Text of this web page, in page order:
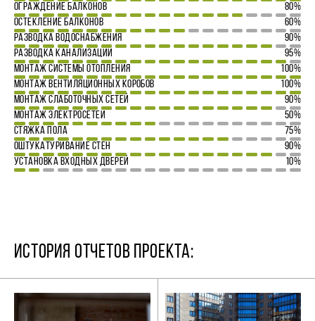
ОГРАЖДЕНИЕ БАЛКОНОВ
80%
ОСТЕКЛЕНИЕ БАЛКОНОВ
60%
РАЗВОДКА ВОДОСНАБЖЕНИЯ
90%
РАЗВОДКА КАНАЛИЗАЦИИ
95%
МОНТАЖ СИСТЕМЫ ОТОПЛЕНИЯ
100%
МОНТАЖ ВЕНТИЛЯЦИОННЫХ КОРОБОВ
100%
МОНТАЖ СЛАБОТОЧНЫХ СЕТЕЙ
90%
МОНТАЖ ЭЛЕКТРОСЕТЕЙ
50%
СТЯЖКА ПОЛА
75%
ОШТУКАТУРИВАНИЕ СТЕН
90%
УСТАНОВКА ВХОДНЫХ ДВЕРЕЙ
10%
ИСТОРИЯ ОТЧЕТОВ ПРОЕКТА: